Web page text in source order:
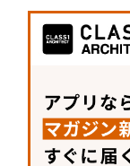
布を柔らか
布の持って
などの環
外部の多様
して存在さ